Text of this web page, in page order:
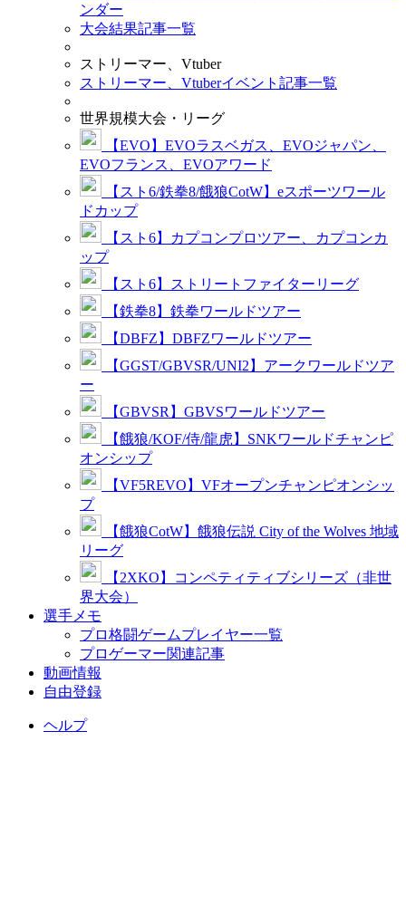
ンダー
大会結果記事一覧
ストリーマー、Vtuber
ストリーマー、Vtuberイベント記事一覧
世界規模大会・リーグ
【EVO】EVOラスベガス、EVOジャパン、
EVOフランス、EVOアワード
【スト6/鉄拳8/餓狼CotW】eスポーツワール
ドカップ
【スト6】カプコンプロツアー、カプコンカ
ップ
【スト6】ストリートファイターリーグ
【鉄拳8】鉄拳ワールドツアー
【DBFZ】DBFZワールドツアー
【GGST/GBVSR/UNI2】アークワールドツア
ー
【GBVSR】GBVSワールドツアー
【餓狼/KOF/侍/龍虎】SNKワールドチャンピ
オンシップ
【VF5REVO】VFオープンチャンピオンシッ
プ
【餓狼CotW】餓狼伝説 City of the Wolves 地域
リーグ
【2XKO】コンペティティブシリーズ（非世
界大会）
選手メモ
プロ格闘ゲームプレイヤー一覧
プロゲーマー関連記事
動画情報
自由登録
ヘルプ